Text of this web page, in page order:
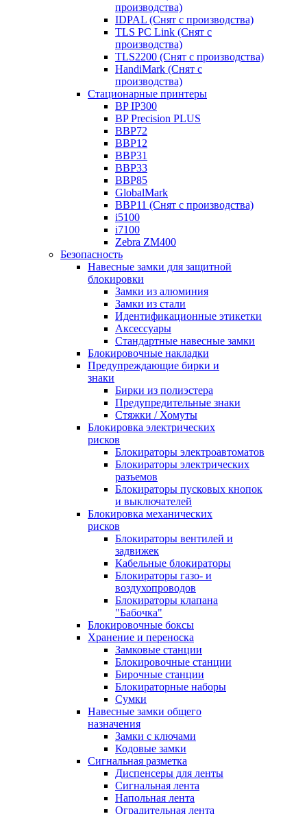
производства)
IDPAL (Снят с производства)
TLS PC Link (Снят с
производства)
TLS2200 (Снят с производства)
HandiMark (Снят с
производства)
Стационарные принтеры
BP IP300
BP Precision PLUS
BBP72
BBP12
BBP31
BBP33
BBP85
GlobalMark
BBP11 (Снят с производства)
i5100
i7100
Zebra ZM400
Безопасность
Навесные замки для защитной
блокировки
Замки из алюминия
Замки из стали
Идентификационные этикетки
Аксессуары
Стандартные навесные замки
Блокировочные накладки
Предупреждающие бирки и
знаки
Бирки из полиэстера
Предупредительные знаки
Стяжки / Хомуты
Блокировка электрических
рисков
Блокираторы электроавтоматов
Блокираторы электрических
разъемов
Блокираторы пусковых кнопок
и выключателей
Блокировка механических
рисков
Блокираторы вентилей и
задвижек
Кабельные блокираторы
Блокираторы газо- и
воздухопроводов
Блокираторы клапана
"Бабочка"
Блокировочные боксы
Хранение и переноска
Замковые станции
Блокировочные станции
Бирочные станции
Блокираторные наборы
Сумки
Навесные замки общего
назначения
Замки с ключами
Кодовые замки
Сигнальная разметка
Диспенсеры для ленты
Сигнальная лента
Напольная лента
Оградительная лента